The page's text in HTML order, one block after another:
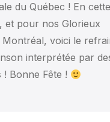
du Québec ! En cette
et pour nos Glorieux
voici le
interprétée par
Bonne Fête !